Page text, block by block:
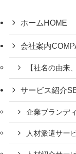
ホームHOME
会社案内
【社名の由来
サービス紹介
企業ブランデ
人材派遣サー